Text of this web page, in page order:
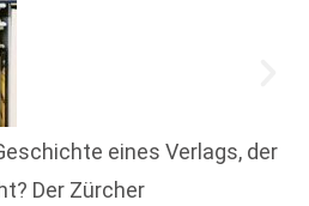
eines Verlags, der
Der Zürcher